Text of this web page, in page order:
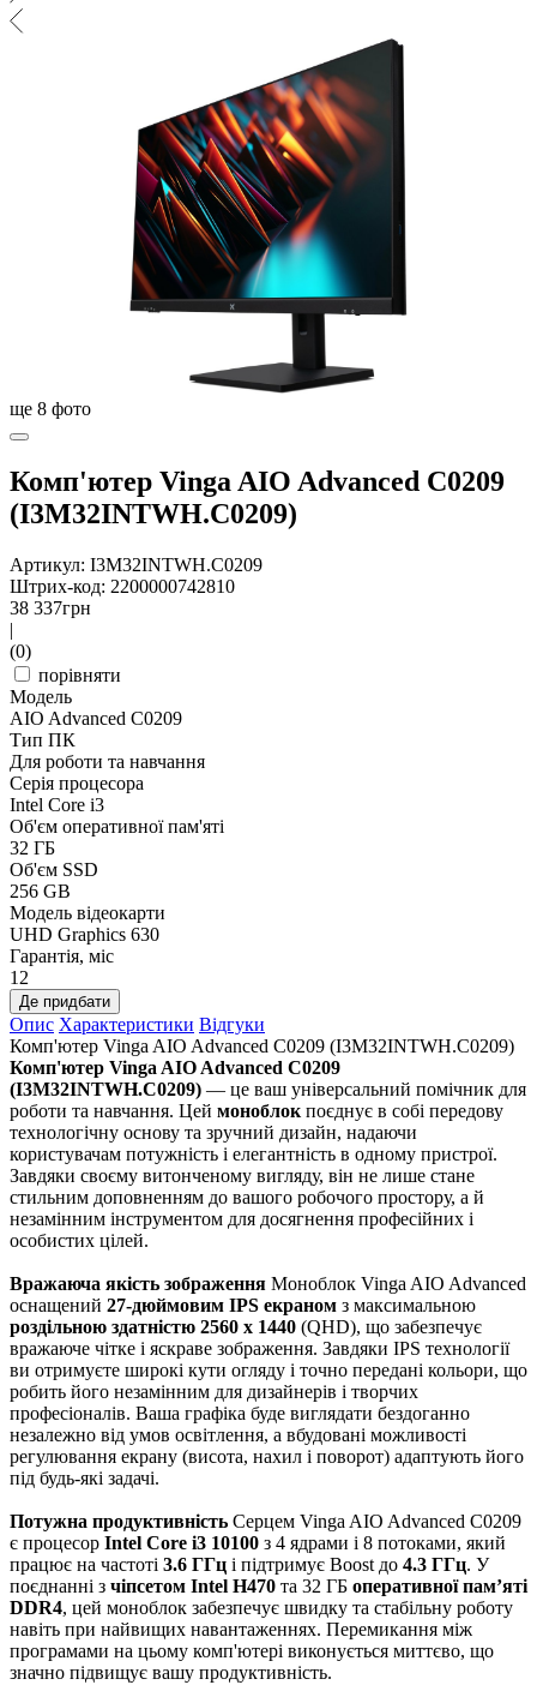
ще 8 фото
Комп'ютер Vinga AIO Advanced C0209
(I3M32INTWH.C0209)
Артикул: I3M32INTWH.C0209
Штрих-код: 2200000742810
38 337грн
|
(0)
порівняти
Модель
AIO Advanced C0209
Тип ПК
Для роботи та навчання
Серія процесора
Intel Core i3
Об'єм оперативної пам'яті
32 ГБ
Об'єм SSD
256 GB
Модель відеокарти
UHD Graphics 630
Гарантія, міс
12
Де придбати
Опис Характеристики Відгуки
Комп'ютер Vinga AIO Advanced C0209 (I3M32INTWH.C0209)
Комп'ютер Vinga AIO Advanced C0209
(I3M32INTWH.C0209) — це ваш універсальний помічник для
роботи та навчання. Цей моноблок поєднує в собі передову
технологічну основу та зручний дизайн, надаючи
користувачам потужність і елегантність в одному пристрої.
Завдяки своєму витонченому вигляду, він не лише стане
стильним доповненням до вашого робочого простору, а й
незамінним інструментом для досягнення професійних і
особистих цілей.
Вражаюча якість зображення Моноблок Vinga AIO Advanced
оснащений 27-дюймовим IPS екраном з максимальною
роздільною здатністю 2560 x 1440 (QHD), що забезпечує
вражаюче чітке і яскраве зображення. Завдяки IPS технології
ви отримуєте широкі кути огляду і точно передані кольори, що
робить його незамінним для дизайнерів і творчих
професіоналів. Ваша графіка буде виглядати бездоганно
незалежно від умов освітлення, а вбудовані можливості
регулювання екрану (висота, нахил і поворот) адаптують його
під будь-які задачі.
Потужна продуктивність Серцем Vinga AIO Advanced C0209
є процесор Intel Core i3 10100 з 4 ядрами і 8 потоками, який
працює на частоті 3.6 ГГц і підтримує Boost до 4.3 ГГц. У
поєднанні з чіпсетом Intel H470 та 32 ГБ оперативної пам’яті
DDR4, цей моноблок забезпечує швидку та стабільну роботу
навіть при найвищих навантаженнях. Перемикання між
програмами на цьому комп'ютері виконується миттєво, що
значно підвищує вашу продуктивність.